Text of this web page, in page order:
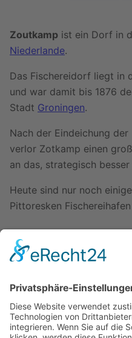
Zoutkamp ist ein Dorf in
Niederlande.
Das Fischereidorf liegt in
und war damit bis 1876
Stadt Groningen.
Nach der Eindeichung
verlor Zotkamp einen
an das, strategisch besser
Heute sind nur noch
Pittoresken
Yachthäfen,
Weblinks